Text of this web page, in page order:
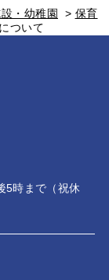
・幼稚園 > 保育
ついて
5時まで（祝休